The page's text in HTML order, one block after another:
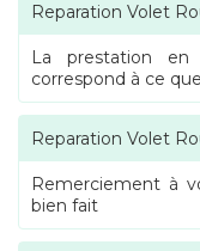
Reparation Volet
La prestation
correspond à ce
Reparation Volet
Remerciement à
bien fait